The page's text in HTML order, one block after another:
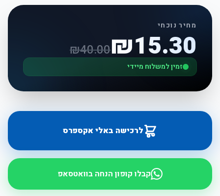
מחיר נוכחי
₪15.30
₪40.00
זמין למשלוח מיידי
לרכישה באלי אקספרס
קבלו קופון הנחה בוואטסאפ